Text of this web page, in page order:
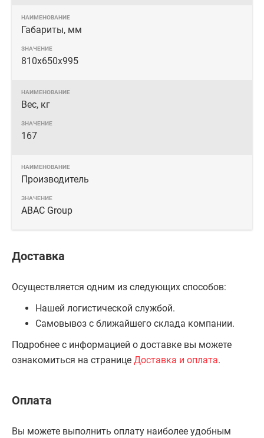
Габариты, мм
810х650х995
Вес, кг
167
Производитель
ABAC Group
Доставка
Осуществляется одним из следующих способов:
Нашей логистической службой.
Самовывоз с ближайшего склада компании.
Подробнее с информацией о доставке вы можете
ознакомиться на странице Доставка и оплата.
Оплата
Вы можете выполнить оплату наиболее удобным